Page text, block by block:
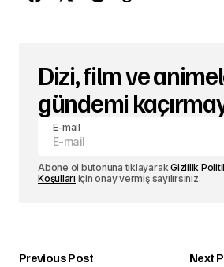
Dizi, film ve
gündemi
E-mail
Abone ol butonuna tıklayarakGizlilik
Koşulları için onay vermiş sayılırsınız.
Previous Post
Next